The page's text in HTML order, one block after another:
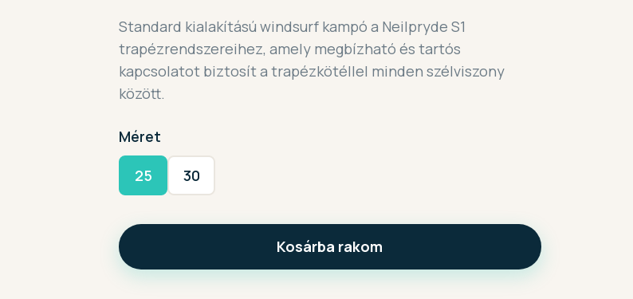
Standard kialakítású windsurf kampó a Neilpryde S1
trapézrendszereihez, amely megbízható és tartós
kapcsolatot biztosít a trapézkötéllel minden szélviszony
között.
Méret
25 30
Kosárba rakom